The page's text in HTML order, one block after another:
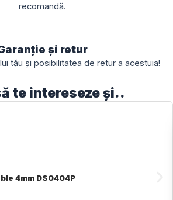
recomandă.
și retur
tău și posibilitatea de retur a acestuia!
te intereseze și..
4mm DS0404P